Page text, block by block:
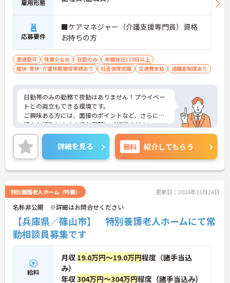
雇用形態
応募要件
■ケアマネジャー（介護支援専門員）資格
お持ちの方
車通勤可 残業少なめ 日勤のみ
年間休日110日以上
産休･育休･介護休暇取得実績あり
社会保険完備 交通費支給 退職金制度あり
日勤帯のみの勤務で夜勤はありません！プライベー
トとの両立もできる環境です。
ご興味ある方には、面接のポイントなど、さらに詳
細をお話致しますのでお気軽にご相談ください。
詳細を見る 無料 紹介してもらう
特別養護老人ホーム（特養） 更新日：2024年11月24日
名称非公開 ※詳細はお問合せください
【兵庫県／篠山市】 特別養護老人ホームにて常
勤相談員募集です
給料
月収 19.0万円～19.0万円程度（諸手当込
み）
年収304万円～304万円程度（諸手当込み）